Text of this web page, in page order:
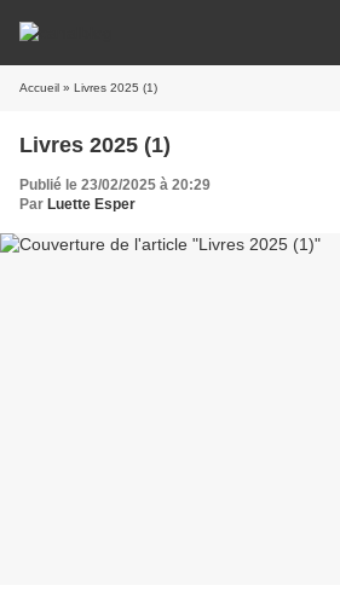
Accueil » Livres 2025 (1)
Livres 2025 (1)
Publié le 23/02/2025 à 20:29
Par Luette Esper